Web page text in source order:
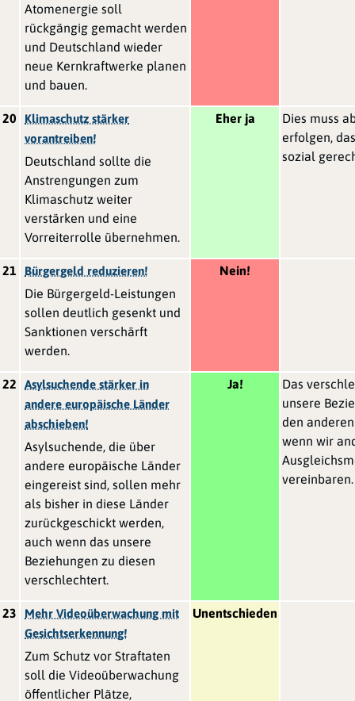
Atomenergie soll
rückgängig gemacht werden
und Deutschland wieder
neue Kernkraftwerke planen
und bauen.
20
Klimaschutz stärker
vorantreiben!
Deutschland sollte die
Anstrengungen zum
Klimaschutz weiter
verstärken und eine
Vorreiterrolle übernehmen.
Eher ja
Dies muss
erfolgen,
sozial
21 Bürgergeld reduzieren!
Die Bürgergeld-Leistungen
sollen deutlich gesenkt und
Sanktionen verschärft
werden.
Nein!
22
Asylsuchende stärker in
andere europäische Länder
abschieben!
Asylsuchende, die über
andere europäische Länder
eingereist sind, sollen mehr
als bisher in diese Länder
zurückgeschickt werden,
auch wenn das unsere
Beziehungen zu diesen
verschlechtert.
Ja!
Das
unsere
den
wenn wir
vereinbaren.
23
Mehr Videoüberwachung mit
Gesichtserkennung!
Zum Schutz vor Straftaten
soll die Videoüberwachung
öffentlicher Plätze,
Unentschieden